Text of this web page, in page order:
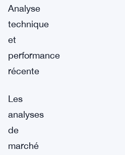
Analyse
technique
et
performance
récente
Les
analyses
de
marché